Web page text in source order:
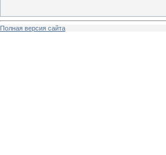
Полная версия сайта